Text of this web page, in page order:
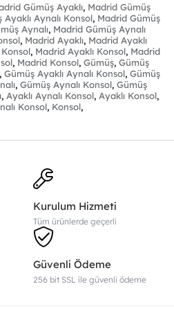
Gümüş Ayaklı, Madrid Gümüş
Ayaklı Aynalı Konsol, Madrid Gümüş
Aynalı, Madrid Gümüş Aynalı
, Madrid Ayaklı, Madrid Ayaklı
Konsol, Madrid Ayaklı Konsol, Madrid
, Madrid Konsol, Gümüş, Gümüş
Gümüş Ayaklı Aynalı Konsol, Gümüş
, Gümüş Aynalı Konsol, Gümüş
, Ayaklı Aynalı Konsol, Ayaklı Konsol,
Konsol, Konsol,
Kurulum Hizmeti
Tüm ürünlerde geçerli
Güvenli Ödeme
256 bit SSL ile güvenli ödeme